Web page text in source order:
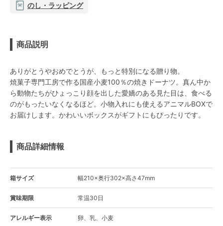
のし・ラッピング
商品説明
ありがとうやおめでとうが、もっと特別になる贈り物。
焼菓子専門工房で作る国産小麦100％の焼きドーナツ。真ん中か
ら動物たちがひょっこり顔を出した愛嬌のある見た目は、食べる
のがもったいなくなるほど。小物入れにも使えるアニマルBOXで
お届けします。かわいいボックスがギフトにもぴったりです。
商品詳細情報
箱サイズ 幅210×奥行302×高さ47mm
賞味期限 常温30日
アレルギー表示 卵、乳、小麦